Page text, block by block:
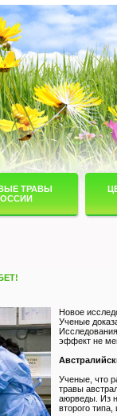
ТРАВЫ
Новое
Ученые
эффект не
Ученые, что
травы
аюрведы. Из
второго